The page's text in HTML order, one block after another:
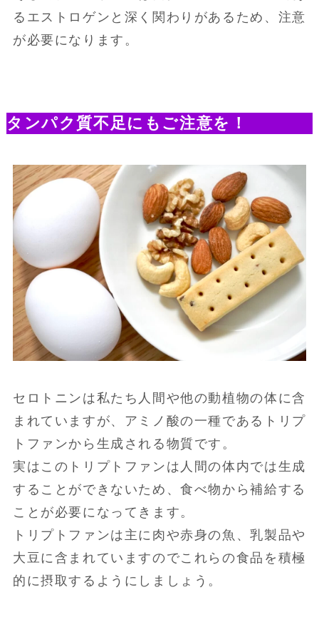
るエストロゲンと深く関わりがあるため、注意
が必要になります。
タンパク質不足にもご注意を！
セロトニンは私たち人間や他の動植物の体に含
まれていますが、アミノ酸の一種であるトリプ
トファンから生成される物質です。
実はこのトリプトファンは人間の体内では生成
することができないため、食べ物から補給する
ことが必要になってきます。
トリプトファンは主に肉や赤身の魚、乳製品や
大豆に含まれていますのでこれらの食品を積極
的に摂取するようにしましょう。